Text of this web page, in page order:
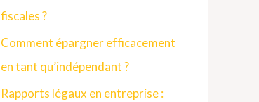
fiscales ?
Comment épargner efficacement
en tant qu’indépendant ?
Rapports légaux en entreprise :